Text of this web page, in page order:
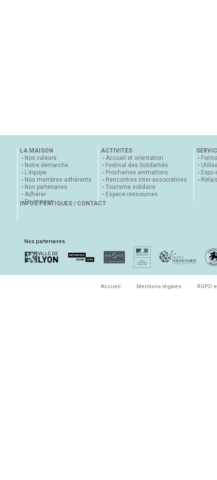
LA MAISON
Nos valeurs
Notre démarche
L’équipe
Nos membres adhérents
Nos partenaires
Adhérer
En images
ACTIVITÉS
Accueil et orientation
Festival des Solidarités
Prochaines animations
Rencontres inter-associatives
Tourisme solidaire
Espace ressources
Expo
INFOS PRATIQUES / CONTACT
Nos partenaires
Accueil Mentions légales RGPD